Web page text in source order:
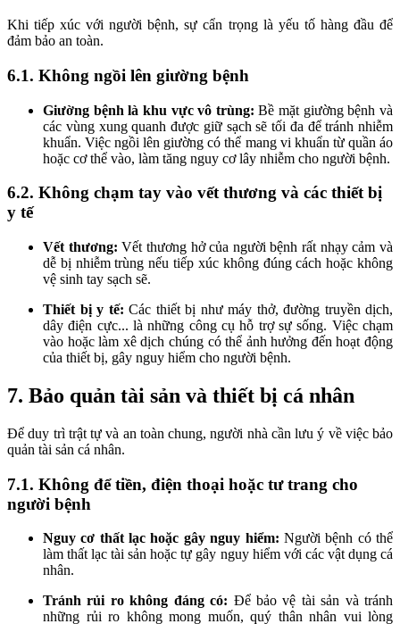
Khi tiếp xúc với người bệnh, sự cẩn trọng là yếu tố hàng đầu để
đảm bảo an toàn.
6.1. Không ngồi lên giường bệnh
Giường bệnh là khu vực vô trùng: Bề mặt giường bệnh và
các vùng xung quanh được giữ sạch sẽ tối đa để tránh nhiễm
khuẩn. Việc ngồi lên giường có thể mang vi khuẩn từ quần áo
hoặc cơ thể vào, làm tăng nguy cơ lây nhiễm cho người bệnh.
6.2. Không chạm tay vào vết thương và các thiết bị
y tế
Vết thương: Vết thương hở của người bệnh rất nhạy cảm và
dễ bị nhiễm trùng nếu tiếp xúc không đúng cách hoặc không
vệ sinh tay sạch sẽ.
Thiết bị y tế: Các thiết bị như máy thở, đường truyền dịch,
dây điện cực... là những công cụ hỗ trợ sự sống. Việc chạm
vào hoặc làm xê dịch chúng có thể ảnh hưởng đến hoạt động
của thiết bị, gây nguy hiểm cho người bệnh.
7. Bảo quản tài sản và thiết bị cá nhân
Để duy trì trật tự và an toàn chung, người nhà cần lưu ý về việc bảo
quản tài sản cá nhân.
7.1. Không để tiền, điện thoại hoặc tư trang cho
người bệnh
Nguy cơ thất lạc hoặc gây nguy hiểm: Người bệnh có thể
làm thất lạc tài sản hoặc tự gây nguy hiểm với các vật dụng cá
nhân.
Tránh rủi ro không đáng có: Để bảo vệ tài sản và tránh
những rủi ro không mong muốn, quý thân nhân vui lòng